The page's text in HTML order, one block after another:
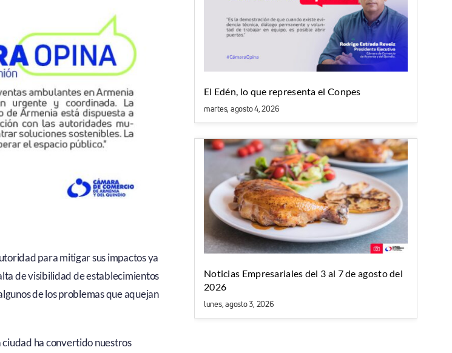
para mitigar sus impactos ya
de visibilidad de establecimientos
de los problemas que aquejan
ciudad ha convertido nuestros
El Edén, lo que representa el Conpes
martes, agosto 4, 2026
Noticias Empresariales del 3 al 7 de agosto del
2026
lunes, agosto 3, 2026